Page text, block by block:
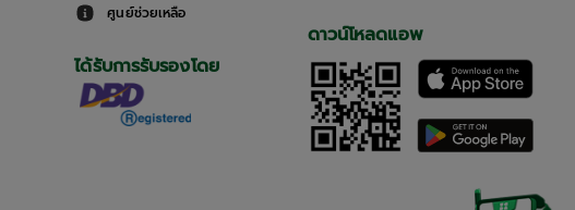
ศูนย์ช่วยเหลือ
ได้รับการรับรองโดย
ดาวน์โหลดแอพ